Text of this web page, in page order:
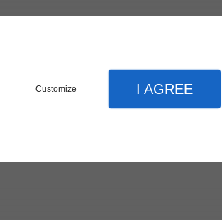
Customize I AGREE